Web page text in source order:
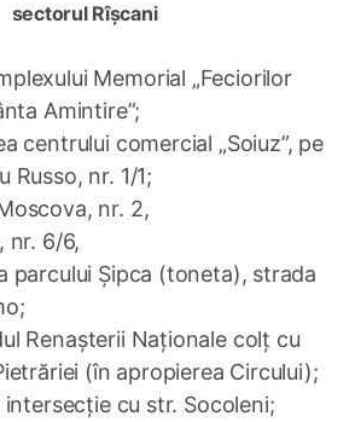
sectorul Rîșcani
Memorial „Feciorilor
Amintire”;
centrului comercial „Soiuz”, pe
Russo, nr. 1/1;
nr. 2,
nr. 6/6,
parcului Șipca (toneta), strada
Renașterii Naționale colț cu
(în apropierea Circului);
intersecție cu str. Socoleni;